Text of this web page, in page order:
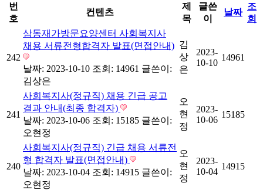
번
호
컨텐츠
제
목
글쓴
이
날짜
조
회
242
삼동재가방문요양센터 사회복지사
채용 서류전형합격자 발표(면접안내)
날짜: 2023-10-10 조회: 14961 글쓴이:
김상은
김
상
은
2023-
10-10
14961
241
사회복지사(정규직) 채용 긴급 공고
결과 안내(최종 합격자)
날짜: 2023-10-06 조회: 15185 글쓴이:
오현정
오
현
정
2023-
10-06
15185
240
사회복지사(정규직) 긴급 채용 서류전
형 합격자 발표(면접안내)
날짜: 2023-10-04 조회: 14915 글쓴이:
오현정
오
현
정
2023-
10-04
14915